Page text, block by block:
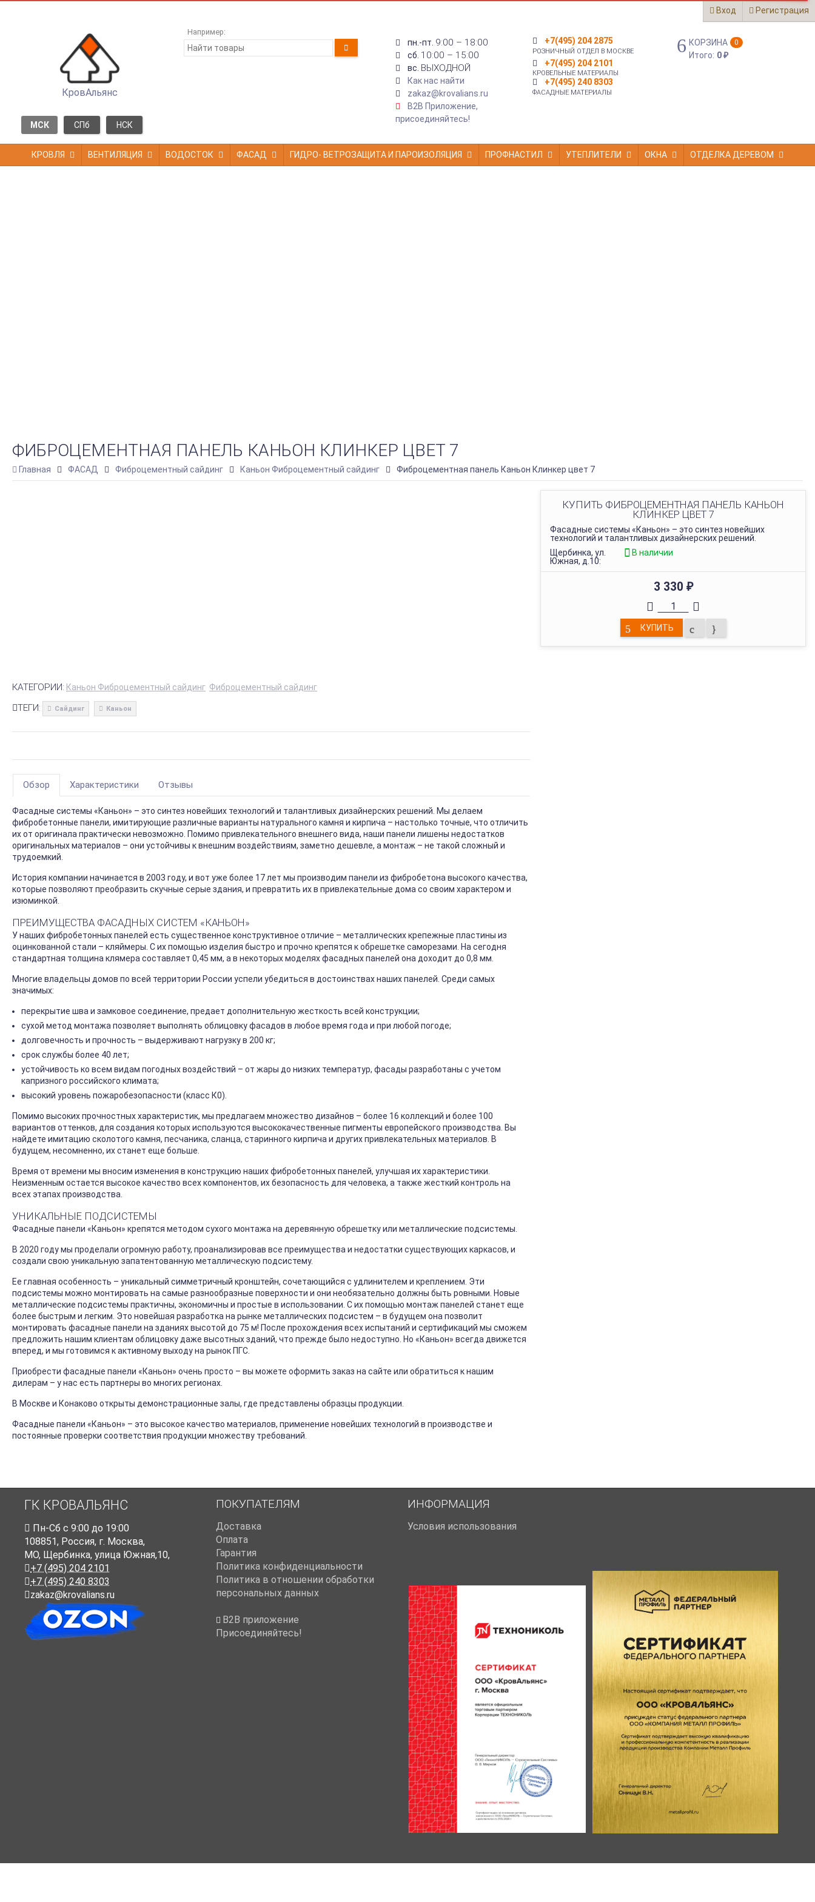
Вход Регистрация
КровАльянс
МСК СПб НСК
Например:
пн.-пт. 9:00 – 18:00
сб. 10:00 – 15:00
вс. ВЫХОДНОЙ
Как нас найти
zakaz@krovalians.ru
B2B Приложение,
присоединяйтесь!
+7(495) 204 2875
РОЗНИЧНЫЙ ОТДЕЛ В МОСКВЕ
+7(495) 204 2101
КРОВЕЛЬНЫЕ МАТЕРИАЛЫ
+7(495) 240 8303
ФАСАДНЫЕ МАТЕРИАЛЫ
КОРЗИНА 0
Итого: 0₽
КРОВЛЯ ВЕНТИЛЯЦИЯ ВОДОСТОК ФАСАД ГИДРО- ВЕТРОЗАЩИТА И ПАРОИЗОЛЯЦИЯ ПРОФНАСТИЛ УТЕПЛИТЕЛИ ОКНА ОТДЕЛКА ДЕРЕВОМ
ФИБРОЦЕМЕНТНАЯ ПАНЕЛЬ КАНЬОН КЛИНКЕР ЦВЕТ 7
Главная ФАСАД Фиброцементный сайдинг Каньон Фиброцементный сайдинг Фиброцементная панель Каньон Клинкер цвет 7
КУПИТЬ ФИБРОЦЕМЕНТНАЯ ПАНЕЛЬ КАНЬОН
КЛИНКЕР ЦВЕТ 7
Фасадные системы «Каньон» – это синтез новейших
технологий и талантливых дизайнерских решений.
Щербинка, ул.
Южная, д.10:
В наличии
3 330 ₽
КУПИТЬ
КАТЕГОРИИ: Каньон Фиброцементный сайдинг Фиброцементный сайдинг
ТЕГИ: Сайдинг Каньон
Обзор Характеристики Отзывы
Фасадные системы «Каньон» – это синтез новейших технологий и талантливых дизайнерских решений. Мы делаем
фибробетонные панели, имитирующие различные варианты натурального камня и кирпича – настолько точные, что отличить
их от оригинала практически невозможно. Помимо привлекательного внешнего вида, наши панели лишены недостатков
оригинальных материалов – они устойчивы к внешним воздействиям, заметно дешевле, а монтаж – не такой сложный и
трудоемкий.
История компании начинается в 2003 году, и вот уже более 17 лет мы производим панели из фибробетона высокого качества,
которые позволяют преобразить скучные серые здания, и превратить их в привлекательные дома со своим характером и
изюминкой.
ПРЕИМУЩЕСТВА ФАСАДНЫХ СИСТЕМ «КАНЬОН»
У наших фибробетонных панелей есть существенное конструктивное отличие – металлических крепежные пластины из
оцинкованной стали – кляймеры. С их помощью изделия быстро и прочно крепятся к обрешетке саморезами. На сегодня
стандартная толщина клямера составляет 0,45 мм, а в некоторых моделях фасадных панелей она доходит до 0,8 мм.
Многие владельцы домов по всей территории России успели убедиться в достоинствах наших панелей. Среди самых
значимых:
перекрытие шва и замковое соединение, предает дополнительную жесткость всей конструкции;
сухой метод монтажа позволяет выполнять облицовку фасадов в любое время года и при любой погоде;
долговечность и прочность – выдерживают нагрузку в 200 кг;
срок службы более 40 лет;
устойчивость ко всем видам погодных воздействий – от жары до низких температур, фасады разработаны с учетом
капризного российского климата;
высокий уровень пожаробезопасности (класс К0).
Помимо высоких прочностных характеристик, мы предлагаем множество дизайнов – более 16 коллекций и более 100
вариантов оттенков, для создания которых используются высококачественные пигменты европейского производства. Вы
найдете имитацию сколотого камня, песчаника, сланца, старинного кирпича и других привлекательных материалов. В
будущем, несомненно, их станет еще больше.
Время от времени мы вносим изменения в конструкцию наших фибробетонных панелей, улучшая их характеристики.
Неизменным остается высокое качество всех компонентов, их безопасность для человека, а также жесткий контроль на
всех этапах производства.
УНИКАЛЬНЫЕ ПОДСИСТЕМЫ
Фасадные панели «Каньон» крепятся методом сухого монтажа на деревянную обрешетку или металлические подсистемы.
В 2020 году мы проделали огромную работу, проанализировав все преимущества и недостатки существующих каркасов, и
создали свою уникальную запатентованную металлическую подсистему.
Ее главная особенность – уникальный симметричный кронштейн, сочетающийся с удлинителем и креплением. Эти
подсистемы можно монтировать на самые разнообразные поверхности и они необязательно должны быть ровными. Новые
металлические подсистемы практичны, экономичны и простые в использовании. С их помощью монтаж панелей станет еще
более быстрым и легким. Это новейшая разработка на рынке металлических подсистем – в будущем она позволит
монтировать фасадные панели на зданиях высотой до 75 м! После прохождения всех испытаний и сертификаций мы сможем
предложить нашим клиентам облицовку даже высотных зданий, что прежде было недоступно. Но «Каньон» всегда движется
вперед, и мы готовимся к активному выходу на рынок ПГС.
Приобрести фасадные панели «Каньон» очень просто – вы можете оформить заказ на сайте или обратиться к нашим
дилерам – у нас есть партнеры во многих регионах.
В Москве и Конаково открыты демонстрационные залы, где представлены образцы продукции.
Фасадные панели «Каньон» – это высокое качество материалов, применение новейших технологий в производстве и
постоянные проверки соответствия продукции множеству требований.
ГК КРОВАЛЬЯНС
Пн-Cб с 9:00 до 19:00
108851, Россия, г. Москва,
МО, Щербинка, улица Южная,10,
+7 (495) 204 2101
+7 (495) 240 8303
zakaz@krovalians.ru
ПОКУПАТЕЛЯМ
Доставка
Оплата
Гарантия
Политика конфиденциальности
Политика в отношении обработки
персональных данных
B2B приложение
Присоединяйтесь!
ИНФОРМАЦИЯ
Условия использования